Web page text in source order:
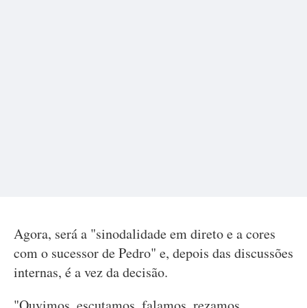
Agora, será a "sinodalidade em direto e a cores
com o sucessor de Pedro" e, depois das discussões
internas, é a vez da decisão.